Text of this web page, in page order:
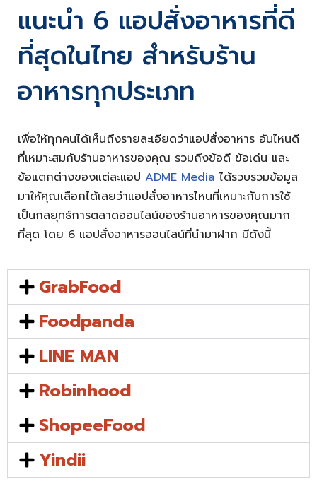
แนะนำ 6 แอปสั่งอาหารที่ดี
ที่สุดในไทย สำหรับร้าน
อาหารทุกประเภท
เพื่อให้ทุกคนได้เห็นถึงรายละเอียดว่าแอปสั่งอาหาร อันไหนดี
ที่เหมาะสมกับร้านอาหารของคุณ รวมถึงข้อดี ข้อเด่น และ
ข้อแตกต่างของแต่ละแอป ADME Media ได้รวบรวมข้อมูล
มาให้คุณเลือกได้เลยว่าแอปสั่งอาหารไหนที่เหมาะกับการใช้
เป็นกลยุทธ์การตลาดออนไลน์ของร้านอาหารของคุณมาก
ที่สุด โดย 6 แอปสั่งอาหารออนไลน์ที่นำมาฝาก มีดังนี้
GrabFood
Foodpanda
LINE MAN
Robinhood
ShopeeFood
Yindii